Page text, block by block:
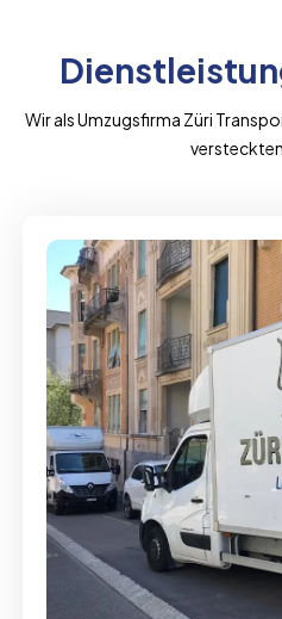
Wir als Umzugsfirma Züri